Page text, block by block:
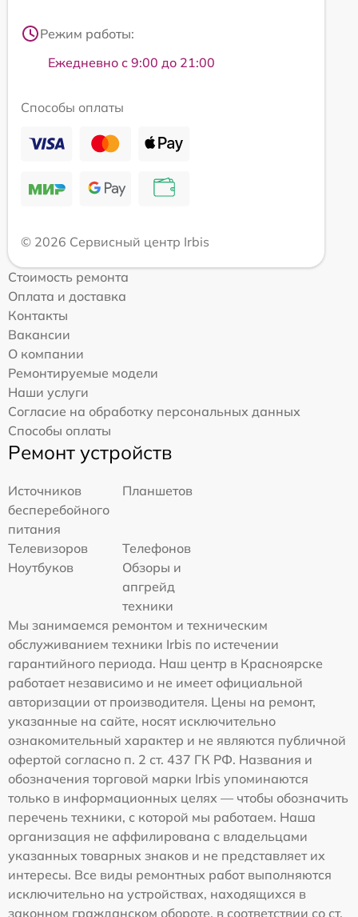
Режим работы:
Ежедневно с 9:00 до 21:00
Способы оплаты
© 2026 Сервисный центр Irbis
Стоимость ремонта
Оплата и доставка
Контакты
Вакансии
О компании
Ремонтируемые модели
Наши услуги
Согласие на обработку персональных данных
Способы оплаты
Ремонт устройств
Источников
бесперебойного
питания
Планшетов
Телевизоров
Телефонов
Ноутбуков
Обзоры и
апгрейд
техники
Мы занимаемся ремонтом и техническим
обслуживанием техники Irbis по истечении
гарантийного периода. Наш центр в Красноярске
работает независимо и не имеет официальной
авторизации от производителя. Цены на ремонт,
указанные на сайте, носят исключительно
ознакомительный характер и не являются публичной
офертой согласно п. 2 ст. 437 ГК РФ. Названия и
обозначения торговой марки Irbis упоминаются
только в информационных целях — чтобы обозначить
перечень техники, с которой мы работаем. Наша
организация не аффилирована с владельцами
указанных товарных знаков и не представляет их
интересы. Все виды ремонтных работ выполняются
исключительно на устройствах, находящихся в
законном гражданском обороте, в соответствии со ст.